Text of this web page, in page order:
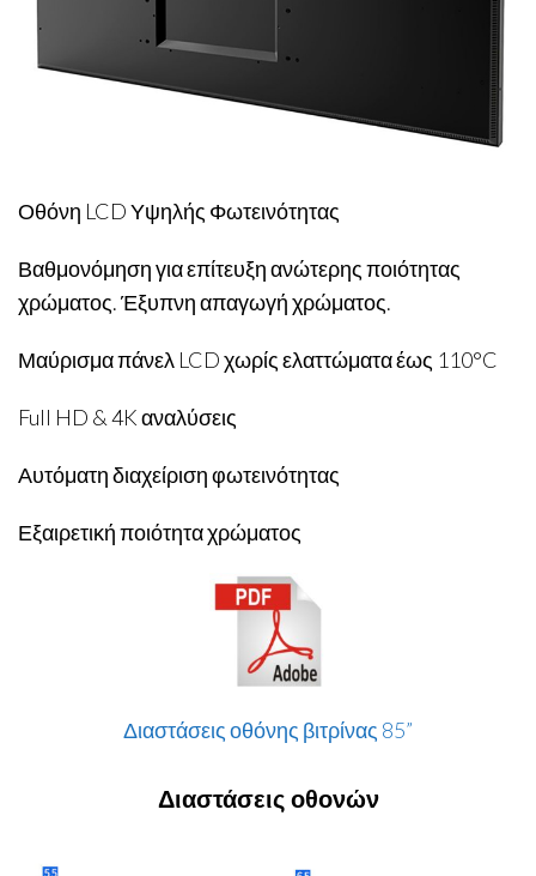
Οθόνη LCD Υψηλής Φωτεινότητας
Βαθμονόμηση για επίτευξη ανώτερης ποιότητας
χρώματος. Έξυπνη απαγωγή χρώματος.
Μαύρισμα πάνελ LCD χωρίς ελαττώματα έως 110°C
Full HD & 4K αναλύσεις
Αυτόματη διαχείριση φωτεινότητας
Εξαιρετική ποιότητα χρώματος
Διαστάσεις οθόνης βιτρίνας 85”
Διαστάσεις οθονών